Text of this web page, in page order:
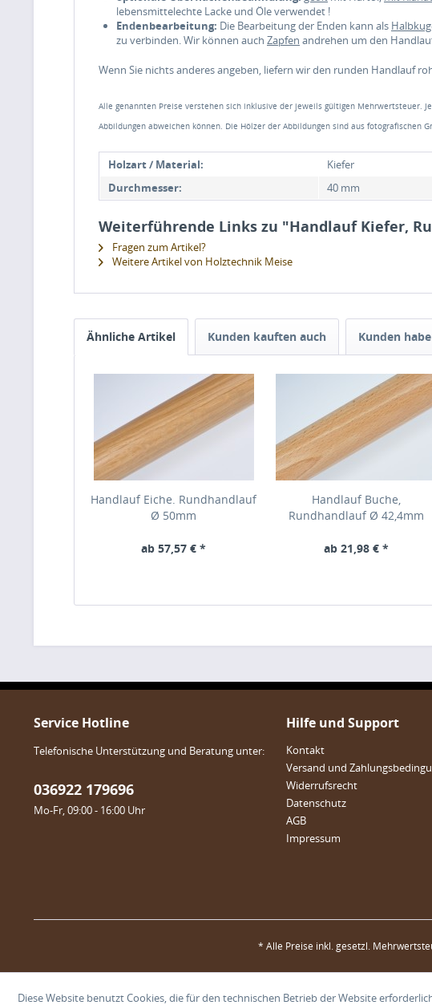
lebensmittelechte Lacke und Öle verwendet !
Endenbearbeitung: Die Bearbeitung der Enden kann als
zu verbinden. Wir können auch Zapfen andrehen um den
Wenn Sie nichts anderes angeben, liefern wir den runden Handlauf
Alle genannten Preise verstehen sich inklusive der jeweils gültigen Mehrwertsteuer.
Abbildungen abweichen können. Die Hölzer der Abbildungen sind aus fotografischen
Holzart / Material:
Kiefer
Durchmesser:
40 mm
Weiterführende Links zu "Handlauf Kiefer,
Fragen zum Artikel?
Weitere Artikel von Holztechnik Meise
Ähnliche Artikel Kunden kauften auch Kunden
Handlauf Eiche. Rundhandlauf
Ø 50mm
ab 57,57 € *
Handlauf Buche,
Rundhandlauf Ø 42,4mm
ab 21,98 € *
Service Hotline
Telefonische Unterstützung und Beratung unter:
036922 179696
Mo-Fr, 09:00 - 16:00 Uhr
Hilfe und Support
Kontakt
Versand und
Widerrufsrecht
Datenschutz
AGB
Impressum
* Alle Preise inkl. gesetzl.
Diese Website benutzt Cookies, die für den technischen Betrieb der Website